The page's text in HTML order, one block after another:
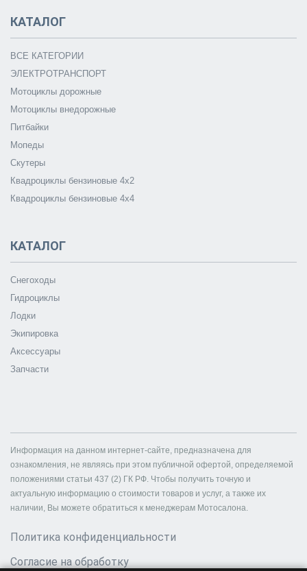
КАТАЛОГ
ВСЕ КАТЕГОРИИ
ЭЛЕКТРОТРАНСПОРТ
Мотоциклы дорожные
Мотоциклы внедорожные
Питбайки
Мопеды
Скутеры
Квадроциклы бензиновые 4х2
Квадроциклы бензиновые 4х4
КАТАЛОГ
Снегоходы
Гидроциклы
Лодки
Экипировка
Аксессуары
Запчасти
Информация на данном интернет-сайте, предназначена для
ознакомления, не являясь при этом публичной офертой, определяемой
положениями статьи 437 (2) ГК РФ. Чтобы получить точную и
актуальную информацию о стоимости товаров и услуг, а также их
наличии, Вы можете обратиться к менеджерам Мотосалона.
Политика конфиденциальности
Согласие на обработку